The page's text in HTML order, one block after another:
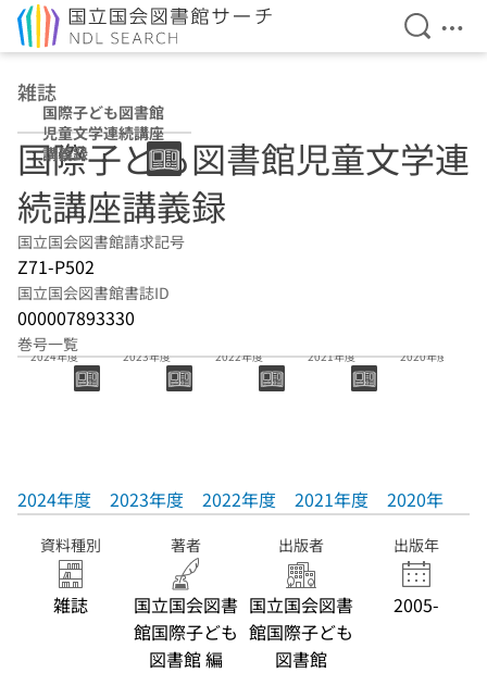
検索を
メ
雑誌
国際子ども図書館
児童文学連続講座
講義録
国際子ども図書館児童文学連
続講座講義録
国立国会図書館請求記号
Z71-P502
国立国会図書館書誌ID
000007893330
巻号一覧
2024年度
2024年度
2023年度
2023年度
2022年度
2022年度
2021年度
2021年度
2020年度
2020年度
資料種別
雑誌
著者
国立国会図書
館国際子ども
図書館 編
出版者
国立国会図書
館国際子ども
図書館
出版年
2005-